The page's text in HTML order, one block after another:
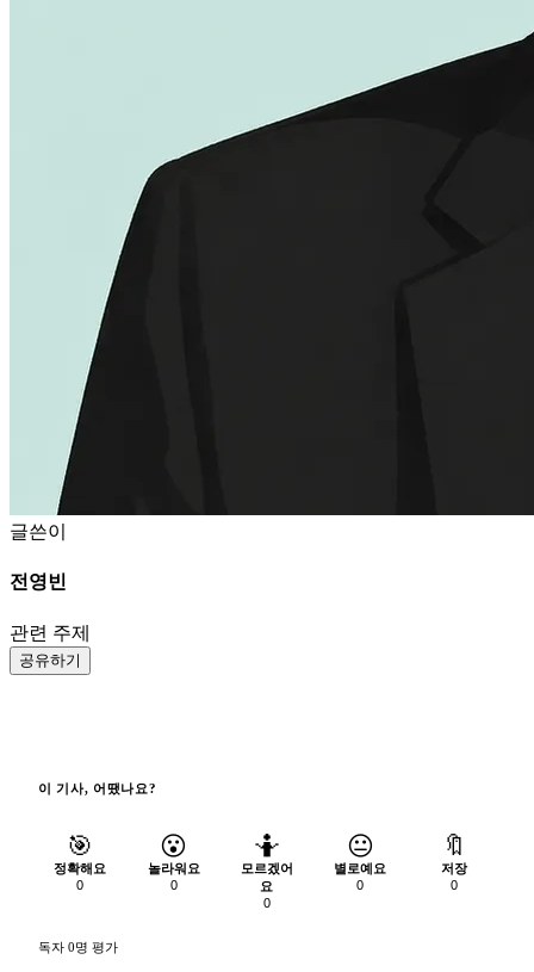
글쓴이
전영빈
관련 주제
공유하기
이 기사, 어땠나요?
🎯
정확해요
0
😮
놀라워요
0
🤷
모르겠어
요
0
😐
별로예요
0
🔖
저장
0
독자 0명 평가